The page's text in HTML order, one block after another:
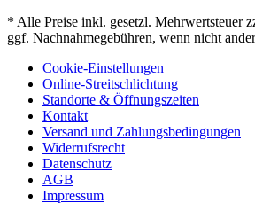
* Alle Preise inkl. gesetzl. Mehrwertsteuer
ggf. Nachnahmegebühren, wenn nicht
Cookie-Einstellungen
Online-Streitschlichtung
Standorte & Öffnungszeiten
Kontakt
Versand und Zahlungsbedingungen
Widerrufsrecht
Datenschutz
AGB
Impressum